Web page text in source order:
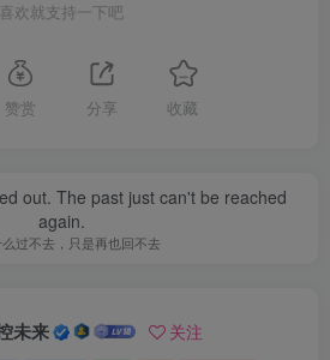
喜欢就支持一下吧
赞赏 分享 收藏
out. The past just can't be reached
again.
过不去，只是再也回不去
未来 关注